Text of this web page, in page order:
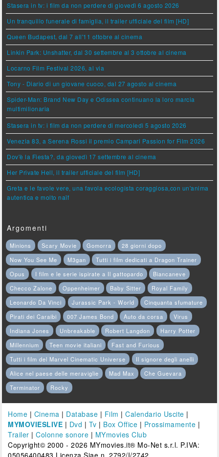
Stasera in tv: i film da non perdere di giovedì 6 agosto 2026
Un tranquillo funerale di famiglia, il trailer ufficiale del film [HD]
Queen Budapest, dal 7 all'11 ottobre al cinema
Linkin Park: Unshatter, dal 30 settembre al 3 ottobre al cinema
Locarno Film Festival 2026, al via
Tony - Diario di un giovane cuoco, dal 27 agosto al cinema
Spider-Man: Brand New Day e Odissea continuano la loro marcia
multimilionaria
Stasera in tv: i film da non perdere di mercoledì 5 agosto 2026
Venezia 83, a Serena Rossi il premio Campari Passion for Film 2026
Dov'è la Fiesta?, da giovedì 17 settembre al cinema
Her Private Hell, il trailer ufficiale del film [HD]
Greta e le favole vere, una favola ecologista coraggiosa,con un'anima
autentica e molto naïf
Argomenti
Minions Scary Movie Gomorra
28 giorni dopo
Now You See Me
M3gan
Tutti i film dedicati a Dragon Trainer
Opus
I film e le serie ispirate a Il gattopardo
Biancaneve
Checco Zalone
Oppenheimer Baby Sitter
Royal Family
Leonardo Da Vinci
Jurassic Park - World
Cinquanta sfumature
Pirati dei Caraibi
007 James Bond Auto da corsa
Virus
Indiana Jones
Unbreakable Robert Langdon
Harry Potter
Millennium
Teen movie italiani
Fast and Furious
Tutti i film del Marvel Cinematic Universe
Il signore degli anelli
Alice nel paese delle meraviglie
Mad Max
Che Guevara
Terminator
Rocky
Home | Cinema | Database | Film |Calendario Uscite |
MYMOVIESLIVE | Dvd | Tv | Box Office | Prossimamente |
Trailer |Colonne sonore | MYmovies Club
Copyright© 2000 - 2026 MYmovies.it® Mo-Net s.r.l. P.IVA:
05056400483 Licenza Siae n. 2792/I/2742.